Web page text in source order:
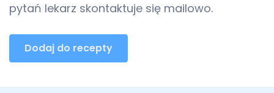
pytań lekarz skontaktuje się mailowo.
Dodaj do recepty